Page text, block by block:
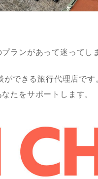
ランがあって迷ってし
ができる旅行代理店で
たをサポートします。